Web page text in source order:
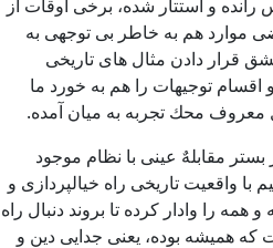
و استتار شده، برخی اوقات از
موارد هم به خاطر بی توجهی به
قرار دادن مثال های تاریخی
توجیهات را هم به خورد ما
معروف محك تجربه به میان آمده.
مقابلهٌ عینی با نظام موجود
واقعیت تاریخی راه خیالپردازی و
همه را وادار كرده تا بروند دنبال راه
همیشه بوده، یعنی جدایی دین و